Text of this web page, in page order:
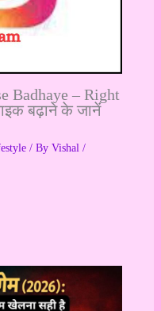
Badhaye – Right
बढ़ाने के जानें
/ By Vishal /